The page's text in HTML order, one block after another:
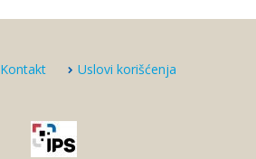
Kontakt Uslovi korišćenja